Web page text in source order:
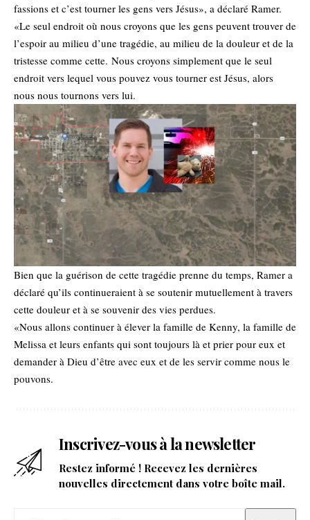
fassions et c’est tourner les gens vers Jésus», a déclaré Ramer.
«Le seul endroit où nous croyons que les gens peuvent trouver de
l’espoir au milieu d’une tragédie, au milieu de la douleur et de la
tristesse comme cette. Nous croyons simplement que le seul
endroit vers lequel vous pouvez vous tourner est Jésus, alors
nous nous tournons vers lui.
Bien que la guérison de cette tragédie prenne du temps, Ramer a
déclaré qu’ils continueraient à se soutenir mutuellement à travers
cette douleur et à se souvenir des vies perdues.
«Nous allons continuer à élever la famille de Kenny, la famille de
Melissa et leurs enfants qui sont toujours là et prier pour eux et
demander à Dieu d’être avec eux et de les servir comme nous le
pouvons.
Inscrivez-vous à la newsletter
Restez informé ! Recevez les dernières
nouvelles directement dans votre boîte mail.